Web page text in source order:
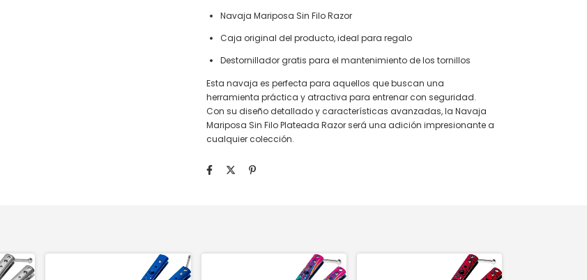
Navaja Mariposa Sin Filo Razor
Caja original del producto, ideal para regalo
Destornillador gratis para el mantenimiento de los tornillos
Esta navaja es perfecta para aquellos que buscan una
herramienta práctica y atractiva para entrenar con seguridad.
Con su diseño detallado y características avanzadas, la Navaja
Mariposa Sin Filo Plateada Razor será una adición impresionante a
cualquier colección.